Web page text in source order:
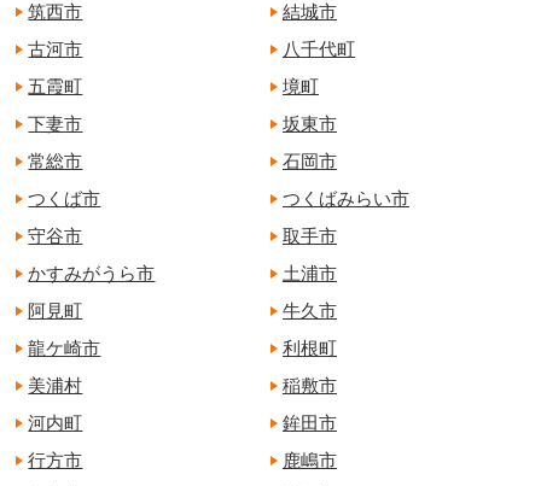
筑西市
結城市
古河市
八千代町
五霞町
境町
下妻市
坂東市
常総市
石岡市
つくば市
つくばみらい市
守谷市
取手市
かすみがうら市
土浦市
阿見町
牛久市
龍ケ崎市
利根町
美浦村
稲敷市
河内町
鉾田市
行方市
鹿嶋市